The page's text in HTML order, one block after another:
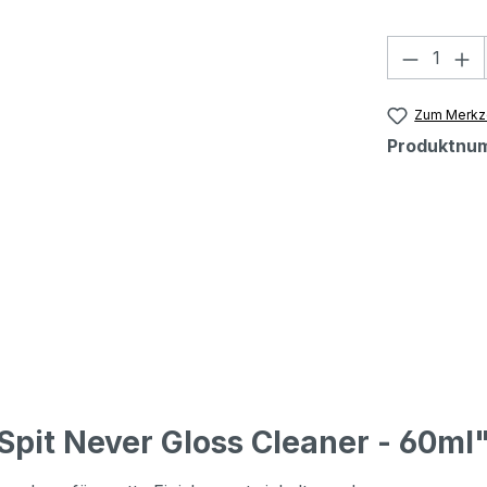
Zum
Never Gloss Cleaner -